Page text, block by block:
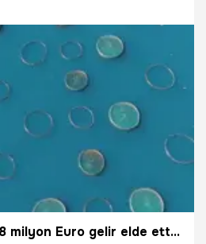
Ordu'nun iki ilçesi 28 milyon Euro gelir elde etti: Vietnam'a bile gönderiliyor